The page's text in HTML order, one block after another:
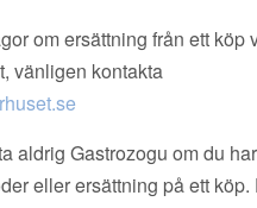
om ersättning från ett köp
vänligen kontakta
aldrig Gastrozogu om du
eller ersättning på ett köp.